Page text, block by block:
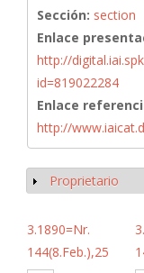
Sección: section
Enlace
http://
id=819022284
Enlace
http://
Mostrar
Proprietario
3.1890=Nr.
144(8.Feb.),25